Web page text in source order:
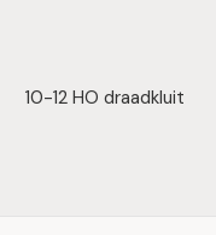
10-12 HO draadkluit